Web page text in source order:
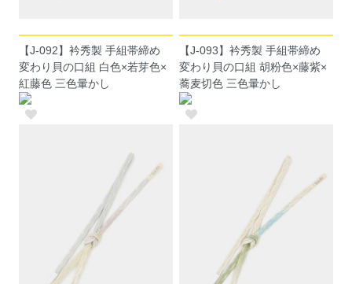
【J-092】衿秀製 手組帯締め
変わり貝の口組 白色×若芽色×
紅藤色 三色暈かし
【J-093】衿秀製 手組帯締め
変わり貝の口組 胡粉色×藤紫×
蕎麦切色 三色暈かし